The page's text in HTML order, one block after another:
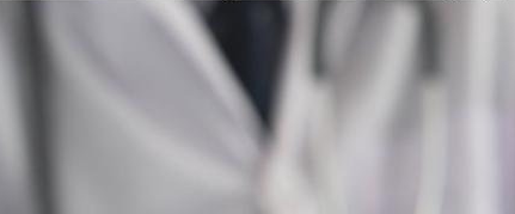
Den nye modellen gjøres gjeldende fra 1. juli.